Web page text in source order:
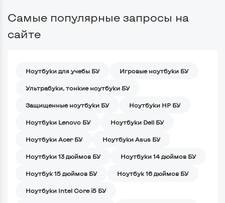
Самые популярные запросы на
сайте
Ноутбуки для учебы БУ Игровые ноутбуки БУ
Ультрабуки, тонкие ноутбуки БУ
Защищенные ноутбуки БУ Ноутбуки HP БУ
Ноутбуки Lenovo БУ Ноутбуки Dell БУ
Ноутбуки Acer БУ Ноутбуки Asus БУ
Ноутбуки 13 дюймов БУ Ноутбуки 14 дюймов БУ
Ноутбук 15 дюймов БУ Ноутбук 16 дюймов БУ
Ноутбуки Intel Core i5 БУ